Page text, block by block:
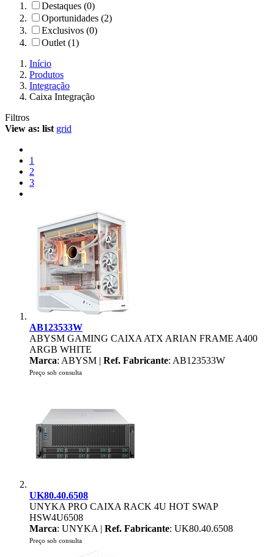
Destaques (0)
Oportunidades (2)
Exclusivos (0)
Outlet (1)
Início
Produtos
Integração
Caixa Integração
Filtros
View as: list grid
1
2
3
AB123533W
ABYSM GAMING CAIXA ATX ARIAN FRAME A400
ARGB WHITE
Marca: ABYSM | Ref. Fabricante: AB123533W
Preço sob consulta
UK80.40.6508
UNYKA PRO CAIXA RACK 4U HOT SWAP
HSW4U6508
Marca: UNYKA | Ref. Fabricante: UK80.40.6508
Preço sob consulta